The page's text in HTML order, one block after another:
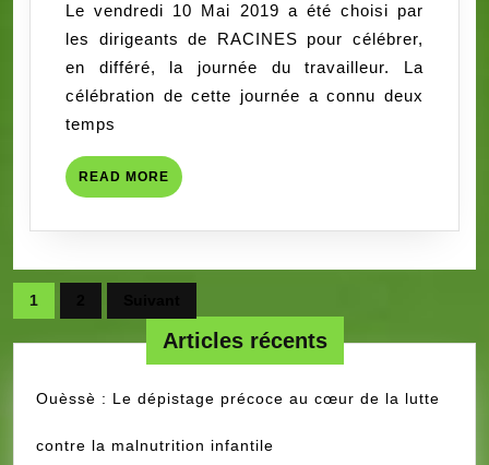
UNE
CELEBRATION
QUI
EN
LONG
Le vendredi 10 Mai 2019 a été choisi par
les dirigeants de RACINES pour célébrer,
en différé, la journée du travailleur. La
célébration de cette journée a connu deux
temps
READ MORE READ
MORE
Pagination
des
publications
1
Articles récents
Ouèssè : Le dépistage précoce au cœur de la lutte
contre la malnutrition infantile